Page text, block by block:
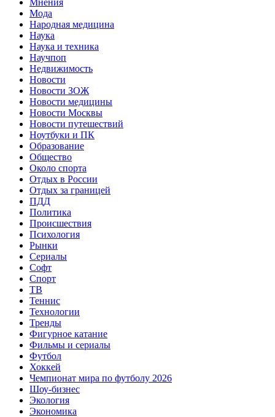
Мода
Народная медицина
Наука
Наука и техника
Научпоп
Недвижимость
Новости
Новости ЗОЖ
Новости медицины
Новости Москвы
Новости путешествий
Ноутбуки и ПК
Образование
Общество
Около спорта
Отдых в России
Отдых за границей
ПДД
Политика
Происшествия
Психология
Рынки
Сериалы
Софт
Спорт
ТВ
Теннис
Технологии
Тренды
Фигурное катание
Фильмы и сериалы
Футбол
Хоккей
Чемпионат мира по футболу 2026
Шоу-бизнес
Экология
Экономика